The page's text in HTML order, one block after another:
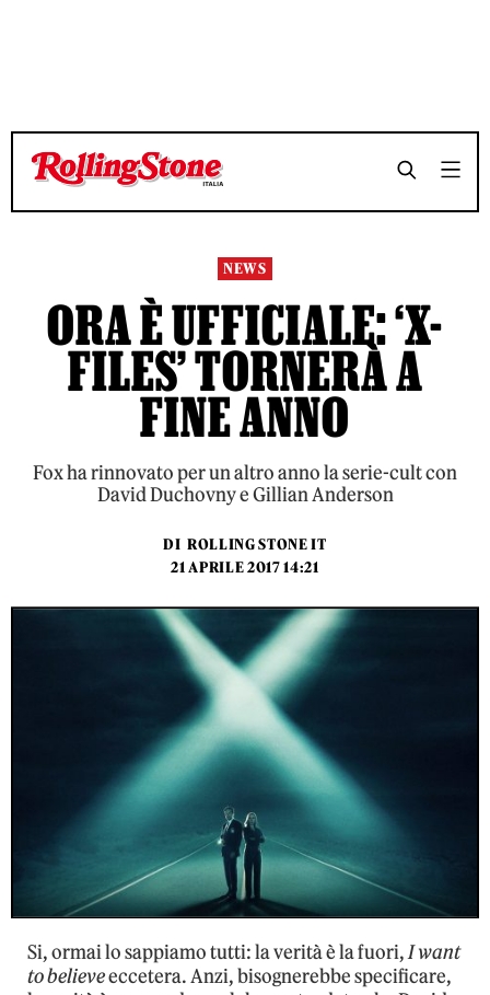
TEMPO DI LETTURA 3 MINUTI SHARE
TEMPO DI LETTURA 3 MINUTI SHARE
NEWS
ORA È UFFICIALE: ‘X-
FILES’ TORNERÀ A
FINE ANNO
Fox ha rinnovato per un altro anno la serie-cult con
David Duchovny e Gillian Anderson
DI ROLLING STONE IT
21 APRILE 2017 14:21
Si, ormai lo sappiamo tutti: la verità è la fuori,I want
to believeeccetera. Anzi, bisognerebbe specificare,